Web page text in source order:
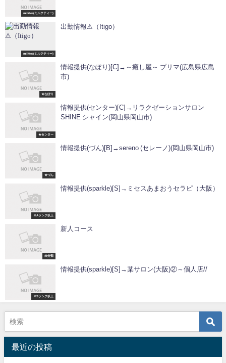
milktea(ミルクティー)
milktea(ミルクティー)
出勤情報⚠（Itigo）
★なぽり
情報提供(なぽり)[C]→～癒し屋～ プリマ(広島県広島
市)
★センター
情報提供(センター)[C]→リラクゼーションサロン
SHINE シャイン(岡山県岡山市)
★づん
情報提供(づん)[B]→sereno (セレーノ)(岡山県岡山市)
※Aランク以上
情報提供(sparkle)[S]→ミセスあまおうセラピ（大阪）
未分類
新人コース
※Sランク以上
情報提供(sparkle)[S]→某サロン(大阪)②～個人店//
最近の投稿